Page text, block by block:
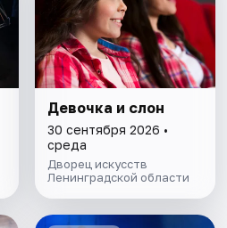
Девочка и слон
30 сентября 2026 •
среда
Дворец искусств
Ленинградской области